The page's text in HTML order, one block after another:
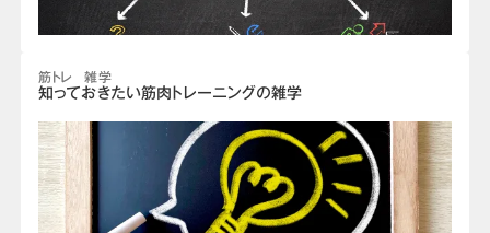
筋トレ 雑学
知っておきたい筋肉トレーニングの雑学